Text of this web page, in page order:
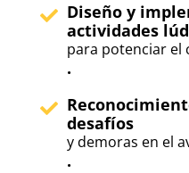
Diseño y
actividades
para potenciar el
.
desafíos
y demoras en el
.